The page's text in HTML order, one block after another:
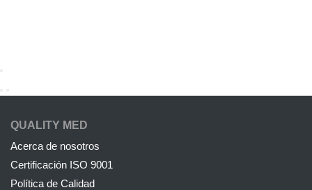
QUALITY MED
Acerca de nosotros
Certificación ISO 9001
Política de Calidad